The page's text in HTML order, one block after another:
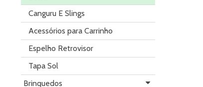
Canguru E Slings
Acessórios para Carrinho
Espelho Retrovisor
Tapa Sol
Brinquedos